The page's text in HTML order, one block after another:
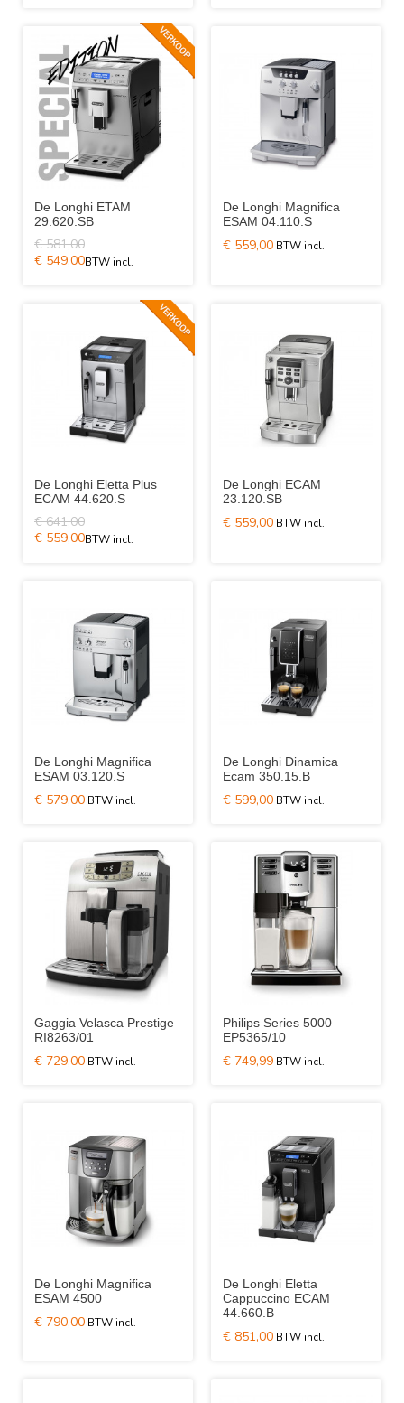
De Longhi ETAM
29.620.SB
€ 581,00
€ 549,00
De Longhi Magnifica
ESAM 04.110.S
€ 559,00
De Longhi Eletta Plus
ECAM 44.620.S
€ 641,00
€ 559,00
De Longhi ECAM
23.120.SB
€ 559,00
De Longhi Magnifica
ESAM 03.120.S
€ 579,00
De Longhi Dinamica
Ecam 350.15.B
€ 599,00
Gaggia Velasca Prestige
RI8263/01
€ 729,00
Philips Series 5000
EP5365/10
€ 749,99
De Longhi Magnifica
ESAM 4500
€ 790,00
De Longhi Eletta
Cappuccino ECAM
44.660.B
€ 851,00